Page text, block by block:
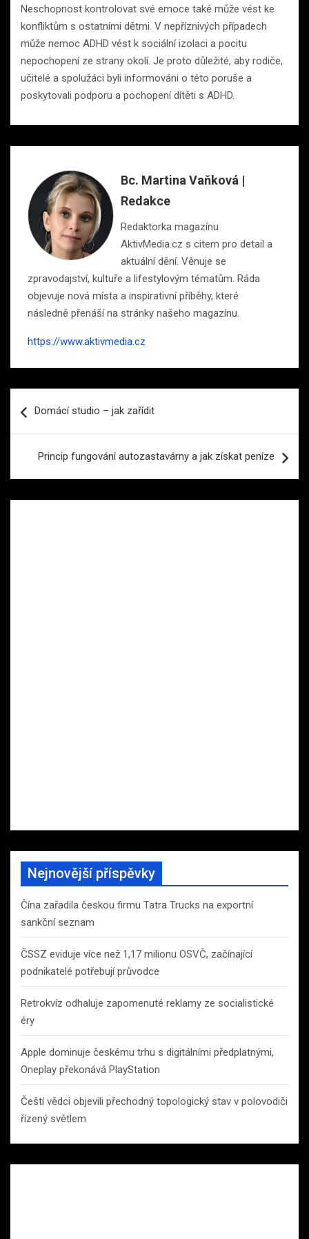
Neschopnost kontrolovat své emoce také může vést ke
konfliktům s ostatními dětmi. V nepříznivých případech
může nemoc ADHD vést k sociální izolaci a pocitu
nepochopení ze strany okolí. Je proto důležité, aby rodiče,
učitelé a spolužáci byli informováni o této poruše a
poskytovali podporu a pochopení dítěti s ADHD.
Bc. Martina Vaňková |
Redakce
Redaktorka magazínu
AktivMedia.cz s citem pro detail a
aktuální dění. Věnuje se
zpravodajství, kultuře a lifestylovým tématům. Ráda
objevuje nová místa a inspirativní příběhy, které
následně přenáší na stránky našeho magazínu.
https://www.aktivmedia.cz
proDomácí studio – jak zařídit
Princip fungování autozastavárny a jak získat peníze
Nejnovější příspěvky
Čína zařadila českou firmu Tatra Trucks na exportní
sankční seznam
ČSSZ eviduje více než 1,17 milionu OSVČ, začínající
podnikatelé potřebují průvodce
Retrokvíz odhaluje zapomenuté reklamy ze socialistické
éry
Apple dominuje českému trhu s digitálními předplatnými,
Oneplay překonává PlayStation
Čeští vědci objevili přechodný topologický stav v polovodiči
řízený světlem